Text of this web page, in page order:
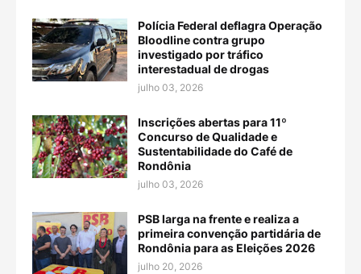
Polícia Federal deflagra Operação
Bloodline contra grupo
investigado por tráfico
interestadual de drogas
julho 03, 2026
Inscrições abertas para 11º
Concurso de Qualidade e
Sustentabilidade do Café de
Rondônia
julho 03, 2026
PSB larga na frente e realiza a
primeira convenção partidária de
Rondônia para as Eleições 2026
julho 20, 2026